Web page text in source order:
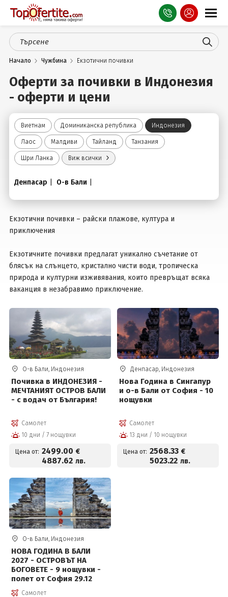
Оферти
СПА
Планина
Чужбина
Празници
Гърция
Услуги
Вход
Начало Чужбина Екзотични почивки
Оферти за почивки в Индонезия
- оферти и цени
Виетнам Доминиканска република Индонезия
Лаос Малдиви Тайланд Танзания
Шри Ланка Виж всички
Денпасар О-в Бали
Екзотични почивки – райски плажове, култура и
приключения
Екзотичните почивки предлагат уникално съчетание от
блясък на слънцето, кристално чисти води, тропическа
природа и културни изживявания, които превръщат всяка
ваканция в незабравимо приключение.
О-в Бали, Индонезия
Почивка в ИНДОНЕЗИЯ -
МЕЧТАНИЯТ ОСТРОВ БАЛИ
- с водач от България!
Самолет
10 дни / 7 нощувки
Цена от: 2499.00 €
4887.62 лв.
Денпасар, Индонезия
Нова Година в Сингапур
и о-в Бали от София - 10
нощувки
Самолет
13 дни / 10 нощувки
Цена от: 2568.33 €
5023.22 лв.
О-в Бали, Индонезия
НОВА ГОДИНА В БАЛИ
2027 - ОСТРОВЪТ НА
БОГОВЕТЕ - 9 нощувки -
полет от София 29.12
Самолет